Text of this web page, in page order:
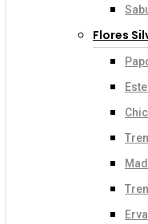
Flores